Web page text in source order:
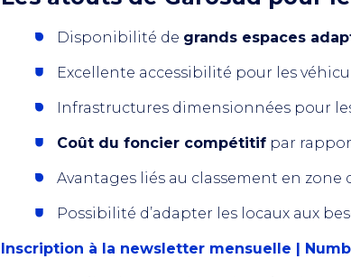
Disponibilité de grands espaces
Excellente accessibilité pour les
Infrastructures dimensionnées pour
Coût du foncier compétitif par
Avantages liés au classement en zone
Possibilité d’adapter les locaux aux
Inscription à la newsletter mensuelle |